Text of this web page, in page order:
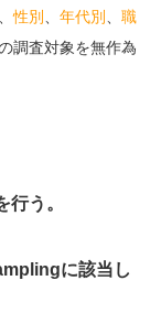
性別 年代別
職
調査対象を無作為
う。
に該当し